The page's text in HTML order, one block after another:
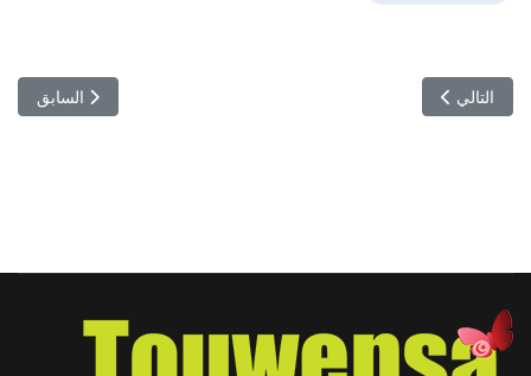
المقال
السابق
المقال التالي: رضوان عجرة كاتب عام الجامعة التونسية للمطاعم
التالي